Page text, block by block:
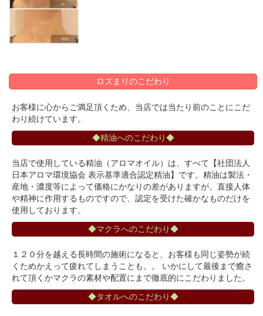
ロズまりのこだわり
お客様に心からご満足頂くため、当店では当たり前のことにこだ
わり続けています。
◆精油へのこだわり◆
当店で使用している精油（アロマオイル）は、すべて【社団法人
日本アロマ環境協会 表示基準適合認定精油】です。精油は製法・
産地・濃度等によって価格にかなりの差がありますが、直接人体
や精神に作用するものですので、認定を受けた確かなものだけを
使用しております。
◆マクラへのこだわり◆
１２０分を越える長時間の施術になると、お客様も同じ姿勢が続
くためかえって疲れてしまうことも。。 いかにして最後まで癒さ
れて頂くかマクラの素材や配置にまで徹底的にこだわりました。
◆タオルへのこだわり◆